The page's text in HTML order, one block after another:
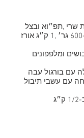
שרי ,תפ״וא ובצל
בתוספת של פילה דג. 4 פילה דג במשקל של כ-600 גר׳ ,1 ק״ג אורז
ומלפפונים
עם בורגול עבה
עם עשבי תיבול